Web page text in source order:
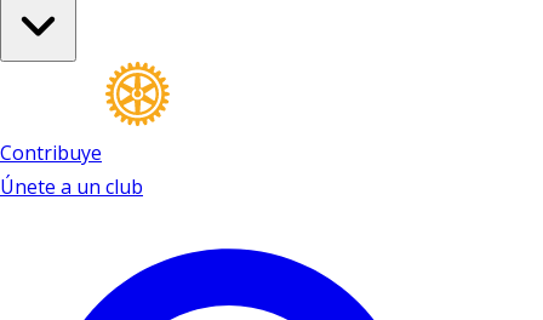
Contribuye
Únete a un club